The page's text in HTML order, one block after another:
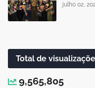
julho 02,
Total de
9,565,805